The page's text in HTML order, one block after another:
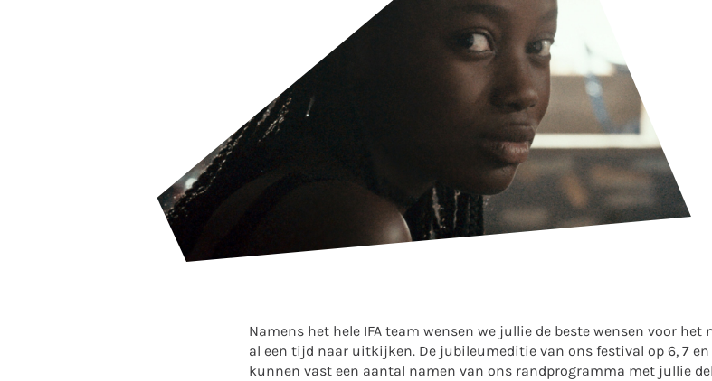
Namens het hele IFA team wensen we jullie de beste wensen voor
al een tijd naar uitkijken. De jubileumeditie van ons festival op 6, 7
kunnen vast een aantal namen van ons randprogramma met jullie